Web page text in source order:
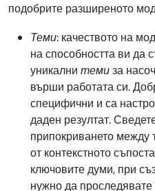
подобрите разширеното
Теми: качеството на
на способността ви да
уникални темиза
върши работата си.
специфични и са
даден резултат.
припокриването между
от контекстното
ключовите думи, при
нужно да